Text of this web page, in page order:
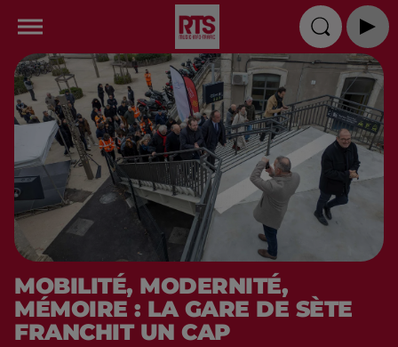
MOBILITÉ, MODERNITÉ,
MÉMOIRE : LA GARE DE SÈTE
FRANCHIT UN CAP